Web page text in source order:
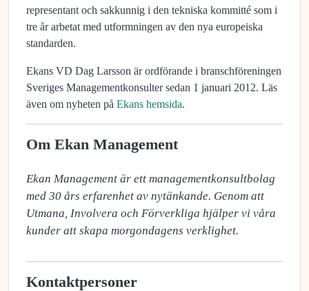
representant och sakkunnig i den tekniska kommitté som i
tre år arbetat med utformningen av den nya europeiska
standarden.
Ekans VD Dag Larsson är ordförande i branschföreningen
Sveriges Managementkonsulter sedan 1 januari 2012. Läs
även om nyheten på Ekans hemsida.
Om Ekan Management
Ekan Management är ett managementkonsultbolag
med 30 års erfarenhet av nytänkande. Genom att
Utmana, Involvera och Förverkliga hjälper vi våra
kunder att skapa morgondagens verklighet.
Kontaktpersoner